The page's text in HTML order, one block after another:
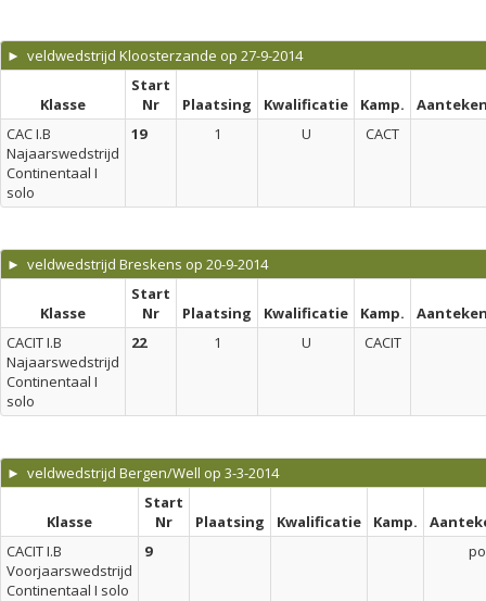
► veldwedstrijd Kloosterzande op 27-9-2014
Klasse
Start
Nr
Plaatsing Kwalificatie Kamp.
CAC I.B
Najaarswedstrijd
Continentaal I
solo
19 1 U CACT
► veldwedstrijd Breskens op 20-9-2014
Klasse
Start
Nr
Plaatsing Kwalificatie Kamp.
CACIT I.B
Najaarswedstrijd
Continentaal I
solo
22 1 U CACIT
► veldwedstrijd Bergen/Well op 3-3-2014
Klasse
Start
Nr
Plaatsing Kwalificatie Kamp.
CACIT I.B
Voorjaarswedstrijd
Continentaal I solo
9 po